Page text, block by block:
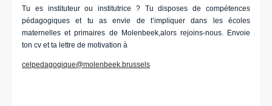
Tu es instituteur ou institutrice ? Tu disposes de compétences
pédagogiques et tu as envie de t’impliquer dans les écoles
maternelles et primaires de Molenbeek,alors rejoins-nous. Envoie
ton cv et ta lettre de motivation à
celpedagogique@molenbeek.brussels